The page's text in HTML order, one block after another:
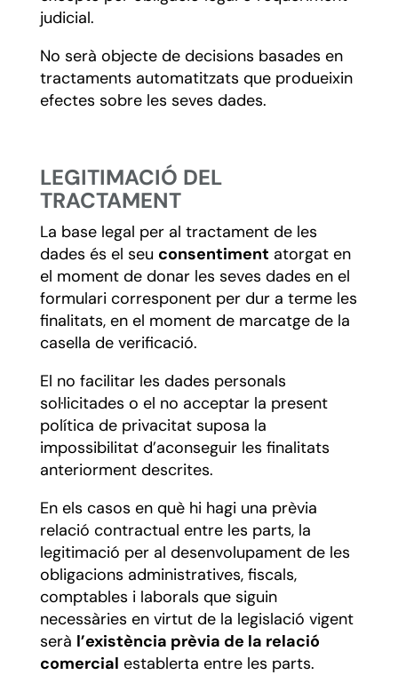
judicial.
No serà objecte de decisions basades en
tractaments automatitzats que produeixin
efectes sobre les seves dades.
LEGITIMACIÓ DEL
TRACTAMENT
La base legal per al tractament de les
dades és el seu consentiment atorgat en
el moment de donar les seves dades en el
formulari corresponent per dur a terme les
finalitats, en el moment de marcatge de la
casella de verificació.
El no facilitar les dades personals
sol·licitades o el no acceptar la present
política de privacitat suposa la
impossibilitat d’aconseguir les finalitats
anteriorment descrites.
En els casos en què hi hagi una prèvia
relació contractual entre les parts, la
legitimació per al desenvolupament de les
obligacions administratives, fiscals,
comptables i laborals que siguin
necessàries en virtut de la legislació vigent
serà l’existència prèvia de la relació
comercial establerta entre les parts.